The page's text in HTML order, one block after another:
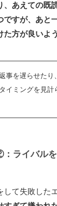
、あえての既
ですが、あと
方が良いよ
事を遅らせた
イミングを見
ライバル
て失敗した